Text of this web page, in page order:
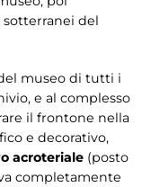
del
museo di tutti i
e al complesso
il frontone nella
e decorativo,
acroteriale (posto
completamente